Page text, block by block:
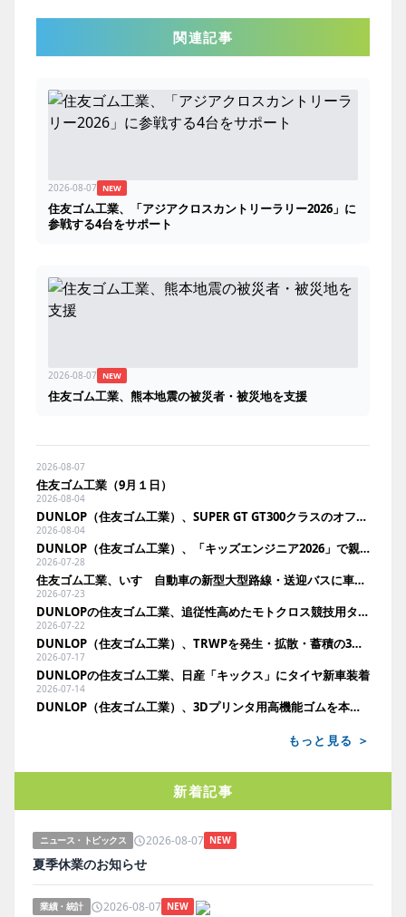
関連記事
2026-08-07 NEW
住友ゴム工業、「アジアクロスカントリーラリー2026」に
参戦する4台をサポート
2026-08-07 NEW
住友ゴム工業、熊本地震の被災者・被災地を支援
2026-08-07
住友ゴム工業（9月１日）
2026-08-04
DUNLOP（住友ゴム工業）、SUPER GT GT300クラスのオフィシャルタイヤサプライヤーに決定
2026-08-04
DUNLOP（住友ゴム工業）、「キッズエンジニア2026」で親子にタイヤの役割をクイズ形式で啓発
2026-07-28
住友ゴム工業、いすゞ自動車の新型大型路線・送迎バスに車輪脱落予兆検知を展開
2026-07-23
DUNLOPの住友ゴム工業、追従性高めたモトクロス競技用タイヤ発売
2026-07-22
DUNLOP（住友ゴム工業）、TRWPを発生・拡散・蓄積の3段階で検証。空力回収や蓄積分析で環境負荷低減へ
2026-07-17
DUNLOPの住友ゴム工業、日産「キックス」にタイヤ新車装着
2026-07-14
DUNLOP（住友ゴム工業）、3Dプリンタ用高機能ゴムを本格事業化。11月に国内法人向け発売へ
もっと見る ＞
新着記事
ニュース・トピックス 2026-08-07 NEW
夏季休業のお知らせ
業績・統計 2026-08-07 NEW